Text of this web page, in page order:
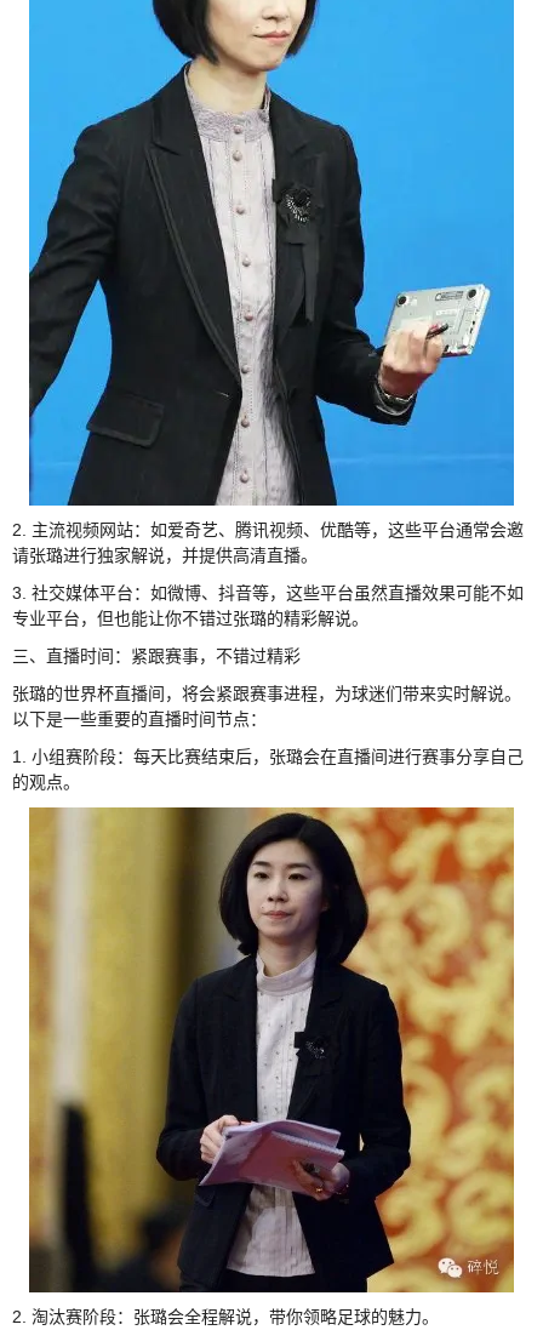
2. 主流视频网站：如爱奇艺、腾讯视频、优酷等，这些平台通常会邀
请张璐进行独家解说，并提供高清直播。
3. 社交媒体平台：如微博、抖音等，这些平台虽然直播效果可能不如
专业平台，但也能让你不错过张璐的精彩解说。
三、直播时间：紧跟赛事，不错过精彩
张璐的世界杯直播间，将会紧跟赛事进程，为球迷们带来实时解说。
以下是一些重要的直播时间节点：
1. 小组赛阶段：每天比赛结束后，张璐会在直播间进行赛事分享自己
的观点。
2. 淘汰赛阶段：张璐会全程解说，带你领略足球的魅力。